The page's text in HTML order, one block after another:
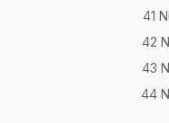
İş hayatı,
düğün ve
Şehir
41
42
43
44